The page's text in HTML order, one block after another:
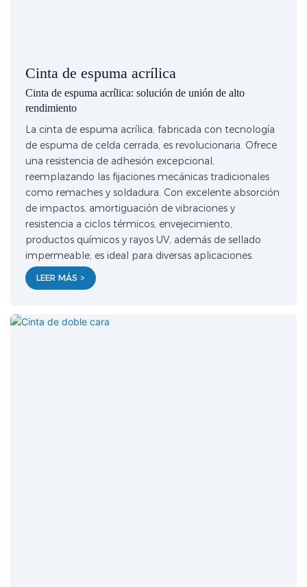
Cinta de espuma acrílica
Cinta de espuma acrílica: solución de unión de alto
rendimiento
La cinta de espuma acrílica, fabricada con tecnología
de espuma de celda cerrada, es revolucionaria. Ofrece
una resistencia de adhesión excepcional,
reemplazando las fijaciones mecánicas tradicionales
como remaches y soldadura. Con excelente absorción
de impactos, amortiguación de vibraciones y
resistencia a ciclos térmicos, envejecimiento,
productos químicos y rayos UV, además de sellado
impermeable, es ideal para diversas aplicaciones.
LEER MÁS >